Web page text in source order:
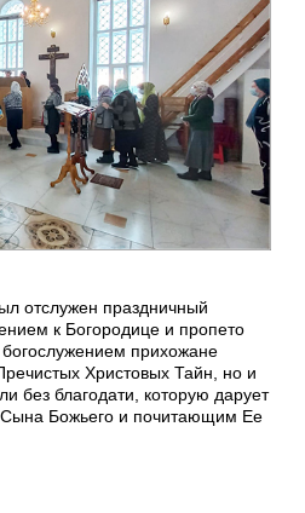
отслужен праздничный
к Богородице и пропето
прихожане
Христовых Тайн, но и
без благодати, которую дарует
Божьего и почитающим Ее